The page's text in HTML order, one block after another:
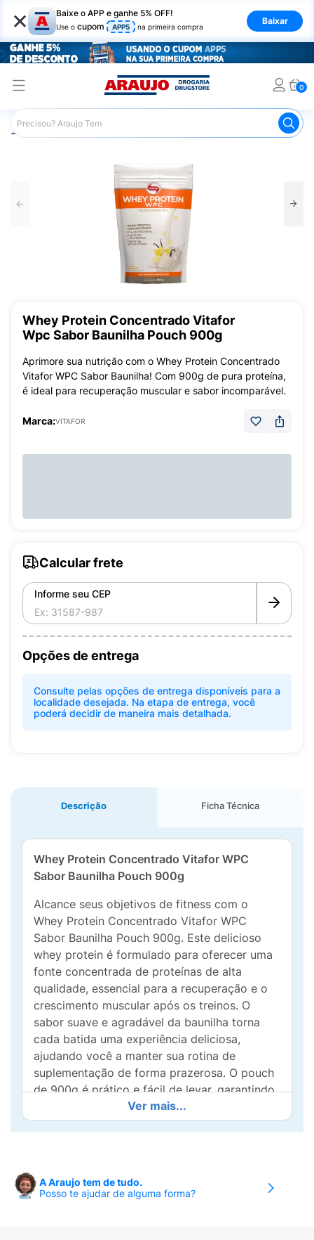
× Baixe o APP e ganhe 5% OFF!
Use o cupom APP5 na primeira compra
Baixar
0
Araujo Nutrição Saudável Suplementos Esportivos
Whey Protein Concentrado Vitafor
Wpc Sabor Baunilha Pouch 900g
Aprimore sua nutrição com o Whey Protein Concentrado
Vitafor WPC Sabor Baunilha! Com 900g de pura proteína,
é ideal para recuperação muscular e sabor incomparável.
Marca:VITAFOR
Calcular frete
Informe seu CEP
Opções de entrega
Consulte pelas opções de entrega disponíveis para a
localidade desejada. Na etapa de entrega, você
poderá decidir de maneira mais detalhada.
Descrição Ficha Técnica
Whey Protein Concentrado Vitafor WPC
Sabor Baunilha Pouch 900g
Alcance seus objetivos de fitness com o
Whey Protein Concentrado Vitafor WPC
Sabor Baunilha Pouch 900g. Este delicioso
whey protein é formulado para oferecer uma
fonte concentrada de proteínas de alta
qualidade, essencial para a recuperação e o
crescimento muscular após os treinos. O
sabor suave e agradável da baunilha torna
cada batida uma experiência deliciosa,
ajudando você a manter sua rotina de
suplementação de forma prazerosa. O pouch
de 900g é prático e fácil de levar, garantindo
que você possa ter sua nutrição otimizada a
qualquer hora e lugar. Misture com água, leite
produto superior que apoia seu desempenho.
Escolha o Whey Protein Concentrado Vitafor
Ver mais...
A Araujo tem de tudo.
Posso te ajudar de alguma forma?